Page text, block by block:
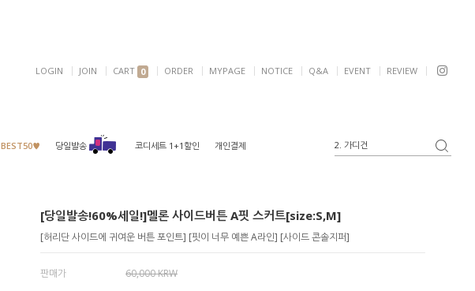
NOTICE Q&A EVENT REVIEW
LOGIN JOIN CART 0 ORDER MYPAGE
BEST50♥ 당일발송 코디세트 1+1할인 개인결제
2. 가디건
6. 자켓
1. 원피스
[당일발송!60%세일!]멜론 사이드버튼 A핏 스커트[size:S,M]
[허리단 사이드에 귀여운 버튼 포인트] [핏이 너무 예쁜 A라인] [사이드 콘솔지퍼]
판매가
60,000 KRW